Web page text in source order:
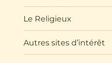
Le Religieux
Autres sites d’intérêt